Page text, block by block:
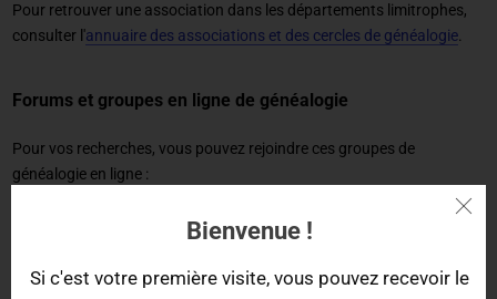
Pour retrouver une association dans les départements limitrophes,
consulter l'annuaire des associations et des cercles de généalogie.
Forums et groupes en ligne de généalogie
Pour vos recherches, vous pouvez rejoindre ces groupes de
généalogie en ligne :
Bienvenue !
Si c'est votre première visite, vous pouvez recevoir le